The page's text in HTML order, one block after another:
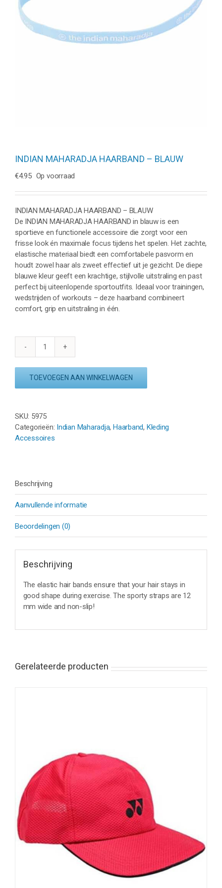
INDIAN MAHARADJA HAARBAND – BLAUW
€4.95 Op voorraad
INDIAN MAHARADJA HAARBAND – BLAUW
De INDIAN MAHARADJA HAARBAND in blauw is een
sportieve en functionele accessoire die zorgt voor een
frisse look én maximale focus tijdens het spelen. Het zachte,
elastische materiaal biedt een comfortabele pasvorm en
houdt zowel haar als zweet effectief uit je gezicht. De diepe
blauwe kleur geeft een krachtige, stijlvolle uitstraling en past
perfect bij uiteenlopende sportoutfits. Ideaal voor trainingen,
wedstrijden of workouts – deze haarband combineert
comfort, grip en uitstraling in één.
INDIAN
HAARBAND
TOEVOEGEN AAN WINKELWAGEN
SKU: 5975
Categorieën: Indian Maharadja, Haarband, Kleding
Accessoires
Beschrijving
Aanvullende informatie
Beoordelingen (0)
Beschrijving
The elastic hair bands ensure that your hair stays in
good shape during exercise. The sporty straps are 12
mm wide and non-slip!
Gerelateerde producten